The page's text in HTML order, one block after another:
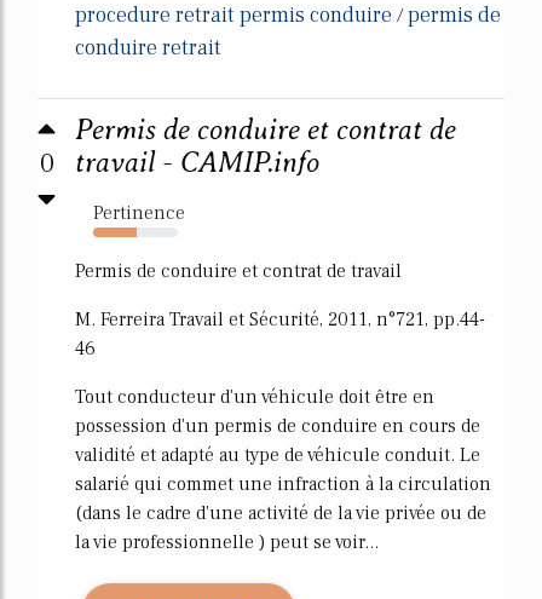
procedure retrait permis conduire /permis de
conduire retrait
0
Permis de conduire et contrat de
travail - CAMIP.info
Pertinence
51%
Permis de conduire et contrat de travail
M. Ferreira Travail et Sécurité, 2011, n°721, pp.44-
46
Tout conducteur d'un véhicule doit être en
possession d'un permis de conduire en cours de
validité et adapté au type de véhicule conduit. Le
salarié qui commet une infraction à la circulation
(dans le cadre d'une activité de la vie privée ou de
la vie professionnelle ) peut se voir...